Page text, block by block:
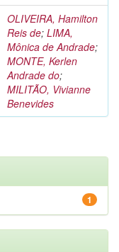
OLIVEIRA, Hamilton
Reis de; LIMA,
Mônica de Andrade;
MONTE, Kerlen
Andrade do;
MILITÃO, Vivianne
Benevides
1